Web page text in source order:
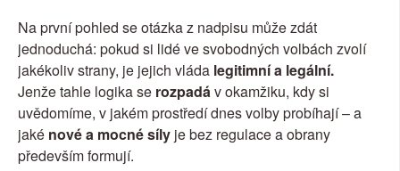
Na první pohled se otázka z nadpisu může zdát
jednoduchá: pokud si lidé ve svobodných volbách zvolí
jakékoliv strany, je jejich vláda legitimní a legální.
Jenže tahle logika se rozpadá v okamžiku, kdy si
uvědomíme, v jakém prostředí dnes volby probíhají – a
jaké nové a mocné síly je bez regulace a obrany
především formují.